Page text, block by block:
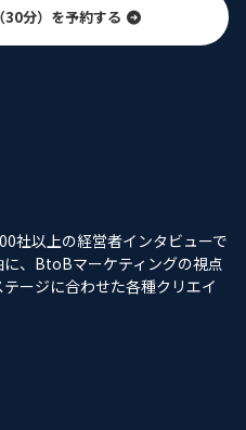
分）を予約する
社以上の経営者インタビューで
、BtoBマーケティングの視点
ージに合わせた各種クリエイ